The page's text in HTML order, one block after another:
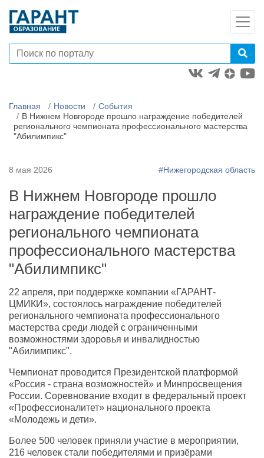
Главная Новости
События
В Нижнем Новгороде прошло награждение победителей
регионального чемпионата профессионального мастерства
"Абилимпикс"
8 мая 2026 #Нижегородская область
В Нижнем Новгороде прошло
награждение победителей
регионального чемпионата
профессионального мастерства
"Абилимпикс"
22 апреля, при поддержке компании «ГАРАНТ-
ЦМИКИ», состоялось награждение победителей
регионального чемпионата профессионального
мастерства среди людей с ограниченными
возможностями здоровья и инвалидностью
"Абилимпикс".
Чемпионат проводится Президентской платформой
«Россия - страна возможностей» и Минпросвещения
России. Соревнование входит в федеральный проект
«Профессионалитет» национального проекта
«Молодежь и дети».
Более 500 человек приняли участие в мероприятии,
216 человек стали победителями и призёрами